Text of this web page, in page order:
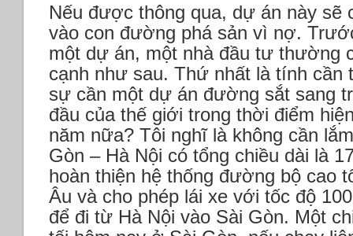
Nếu được thông qua, dự án này sẽ
vào con đường phá sản vì nợ.
một dự án, một nhà đầu tư thường
cạnh như sau. Thứ nhất là tính cần
sự cần một dự án đường sắt sang
đầu của thế giới trong thời điểm
năm nữa? Tôi nghĩ là không cần
Gòn – Hà Nội có tổng chiều dài là
hoàn thiện hệ thống đường bộ cao
Âu và cho phép lái xe với tốc độ
để đi từ Hà Nội vào Sài Gòn. Một